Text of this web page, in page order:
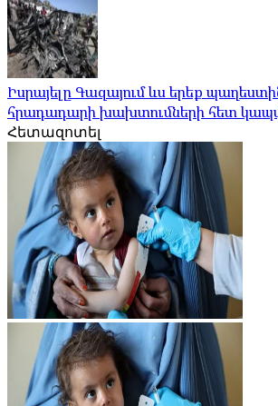
Իսրայելը Գազայում ևս երեք
հրադադարի խախտումների հետ
Հետազոտել